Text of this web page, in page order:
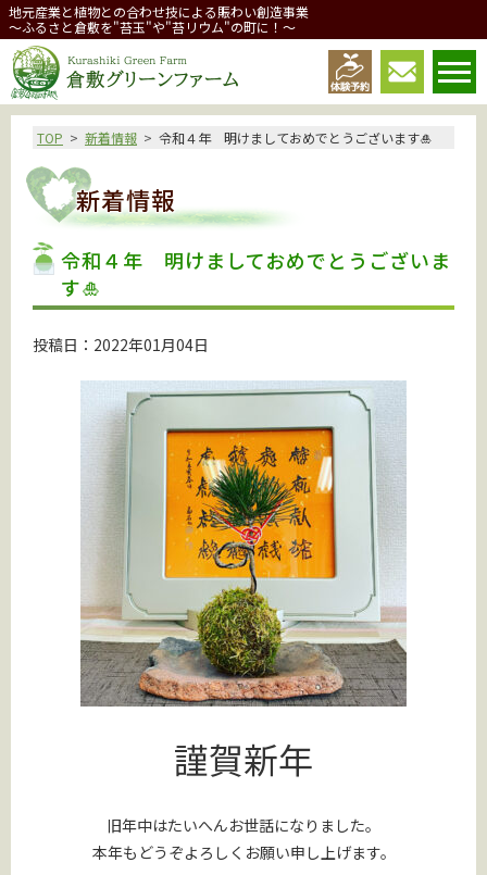
地元産業と植物との合わせ技による賑わい創造事業
～ふるさと倉敷を"苔玉"や"苔リウム"の町に！～
倉敷グリーンファーム
TOP 新着情報 令和４年 明けましておめでとうございます🎍
新着情報
令和４年 明けましておめでとうございま
す🎍
投稿日：2022年01月04日
謹賀新年
旧年中はたいへんお世話になりました。
本年もどうぞよろしくお願い申し上げます。